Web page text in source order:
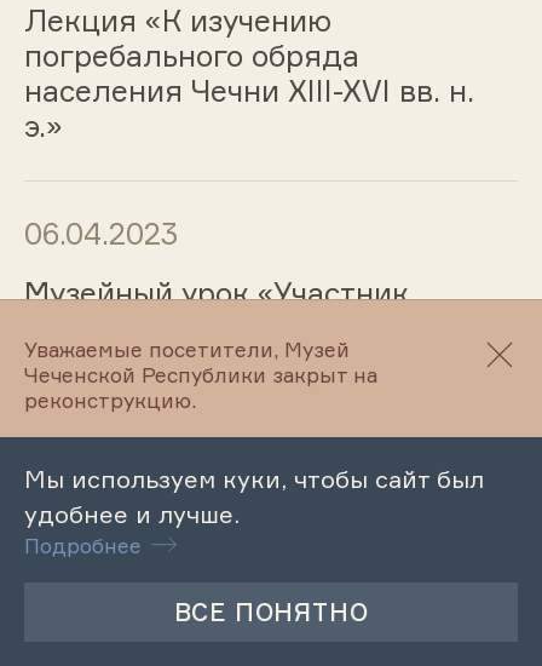
Лекция «К изучению
погребального обряда
населения Чечни XIII-XVI вв. н.
э.»
06.04.2023
Музейный урок «Участник
05.04.2023
Лекция «Технология
эффективного общения»
Уважаемые посетители, Музей
Чеченской Республики закрыт на
реконструкцию.
Мы используем куки, чтобы сайт был
удобнее и лучше.
Подробнее